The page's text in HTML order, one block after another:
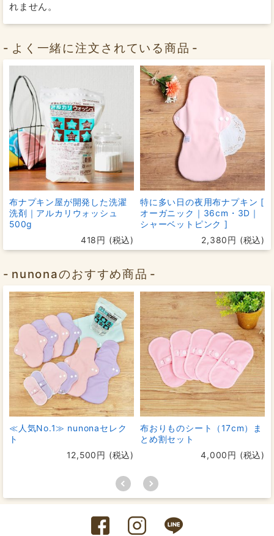
手洗いも2枚分かれているのでとても洗いやすく、また乾
きやすいです。
2019/09/02 投稿者：citrus mamaさん
★★★★★
洗うと少し縮みます
まとめ割についてきたプレゼントでした。
てっきりプレゼントは4層の方だと思っていたので、5層
の方が届いてすごく嬉しかったです！
まだ自宅でしか使ったことがないのですが、もれずに過
ごせました。ナプキンの厚みも気にならなかったです。
１つ気になったの洗濯したらちょっと縮んだこと。
25㎝が23㎝になりました。
コットンだから縮むのが普通なんだと思いますが、微妙
なサイズ
が気になる人は23㎝だと思っておいた方がいいと思いま
す。
2018/02/27 投稿者：yumiさん
おすすめレベル：★★★★☆
ふわふわ３Ｄナプキン
こちらの会社のナプキンは幅広で作られているので、私
には昼用を夜用に使おうと思って、購入しました✨
実際に届いてみると、思った以上に大きく感じました
が、これなら漏れの心配もなく使えそうで夜も安心して
眠れますね！！
5層だけど、そこまで厚みは気にならない感じだし、立体
構造のおかげで、洗濯乾燥が楽そうです(*^^*)
れません。
よく一緒に注文されている商品
布ナプキン屋が開発した洗濯
洗剤｜アルカリウォッシュ
500g
418円 (税込)
特に多い日の夜用布ナプキン [
オーガニック｜36cm・3D｜
シャーベットピンク ]
2,380円 (税込)
nunonaのおすすめ商品
≪人気No.1≫ nunonaセレク
ト
12,500円 (税込)
布おりものシート（17cm）ま
とめ割セット
4,000円 (税込)